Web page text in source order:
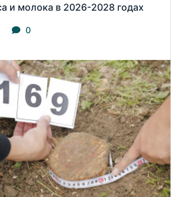
и молока в 2026-2028 годах
0